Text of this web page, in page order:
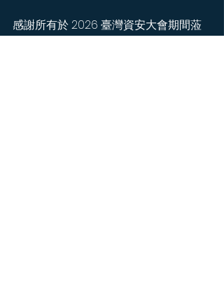
感謝所有於 2026 臺灣資安大會期間蒞
臨交流的技術與產業夥伴。若錯過此次